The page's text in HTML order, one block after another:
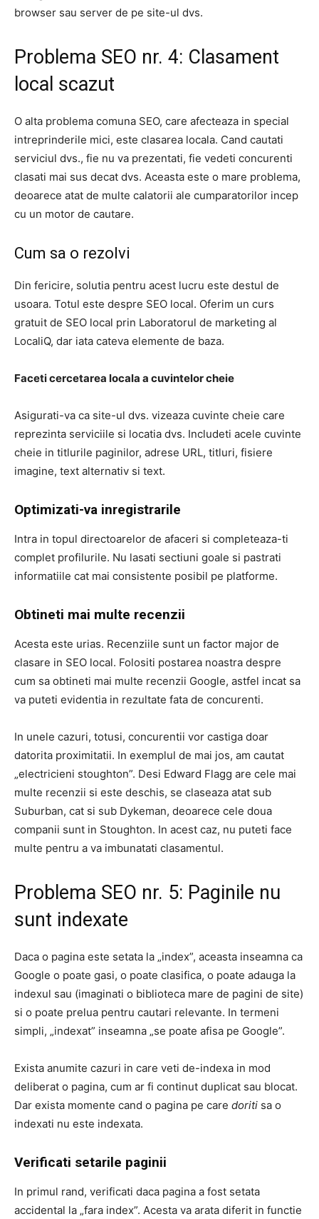
browser sau server de pe site-ul dvs.
Problema SEO nr. 4: Clasament
local scazut
O alta problema comuna SEO, care afecteaza in special
intreprinderile mici, este clasarea locala. Cand cautati
serviciul dvs., fie nu va prezentati, fie vedeti concurenti
clasati mai sus decat dvs. Aceasta este o mare problema,
deoarece atat de multe calatorii ale cumparatorilor incep
cu un motor de cautare.
Cum sa o rezolvi
Din fericire, solutia pentru acest lucru este destul de
usoara. Totul este despre SEO local. Oferim un curs
gratuit de SEO local prin Laboratorul de marketing al
LocaliQ, dar iata cateva elemente de baza.
Faceti cercetarea locala a cuvintelor cheie
Asigurati-va ca site-ul dvs. vizeaza cuvinte cheie care
reprezinta serviciile si locatia dvs. Includeti acele cuvinte
cheie in titlurile paginilor, adrese URL, titluri, fisiere
imagine, text alternativ si text.
Optimizati-va inregistrarile
Intra in topul directoarelor de afaceri si completeaza-ti
complet profilurile. Nu lasati sectiuni goale si pastrati
informatiile cat mai consistente posibil pe platforme.
Obtineti mai multe recenzii
Acesta este urias. Recenziile sunt un factor major de
clasare in SEO local. Folositi postarea noastra despre
cum sa obtineti mai multe recenzii Google, astfel incat sa
va puteti evidentia in rezultate fata de concurenti.
In unele cazuri, totusi, concurentii vor castiga doar
datorita proximitatii. In exemplul de mai jos, am cautat
„electricieni stoughton”. Desi Edward Flagg are cele mai
multe recenzii si este deschis, se claseaza atat sub
Suburban, cat si sub Dykeman, deoarece cele doua
companii sunt in Stoughton. In acest caz, nu puteti face
multe pentru a va imbunatati clasamentul.
Problema SEO nr. 5: Paginile nu
sunt indexate
Daca o pagina este setata la „index”, aceasta inseamna ca
Google o poate gasi, o poate clasifica, o poate adauga la
indexul sau (imaginati o biblioteca mare de pagini de site)
si o poate prelua pentru cautari relevante. In termeni
simpli, „indexat” inseamna „se poate afisa pe Google”.
Exista anumite cazuri in care veti de-indexa in mod
deliberat o pagina, cum ar fi continut duplicat sau blocat.
Dar exista momente cand o pagina pe care doriti sa o
indexati nu este indexata.
Verificati setarile paginii
In primul rand, verificati daca pagina a fost setata
accidental la „fara index”. Acesta va arata diferit in functie